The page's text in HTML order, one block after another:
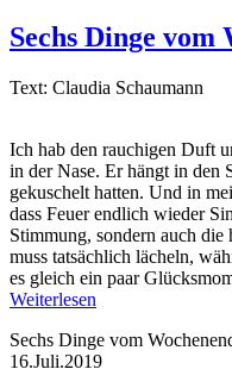
Sechs Dinge vom
Text: Claudia Schaumann
Ich hab den rauchigen Duft
in der Nase. Er hängt in den
gekuschelt hatten. Und in
dass Feuer endlich wieder
Stimmung, sondern auch die
muss tatsächlich lächeln,
es gleich ein paar
Weiterlesen
Sechs Dinge vom
16.Juli.2019